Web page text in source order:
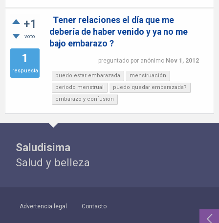
+1
voto
1
respuesta
Tener relaciones el día que me
debería de haber venido y ya no me
bajo embarazo ?
preguntado por anónimo Nov 1, 2012
puedo estar embarazada
menstruación
periodo menstrual
puedo quedar embarazada?
embarazo y confusion
Saludisima
Salud y belleza
Advertencia legal Contacto